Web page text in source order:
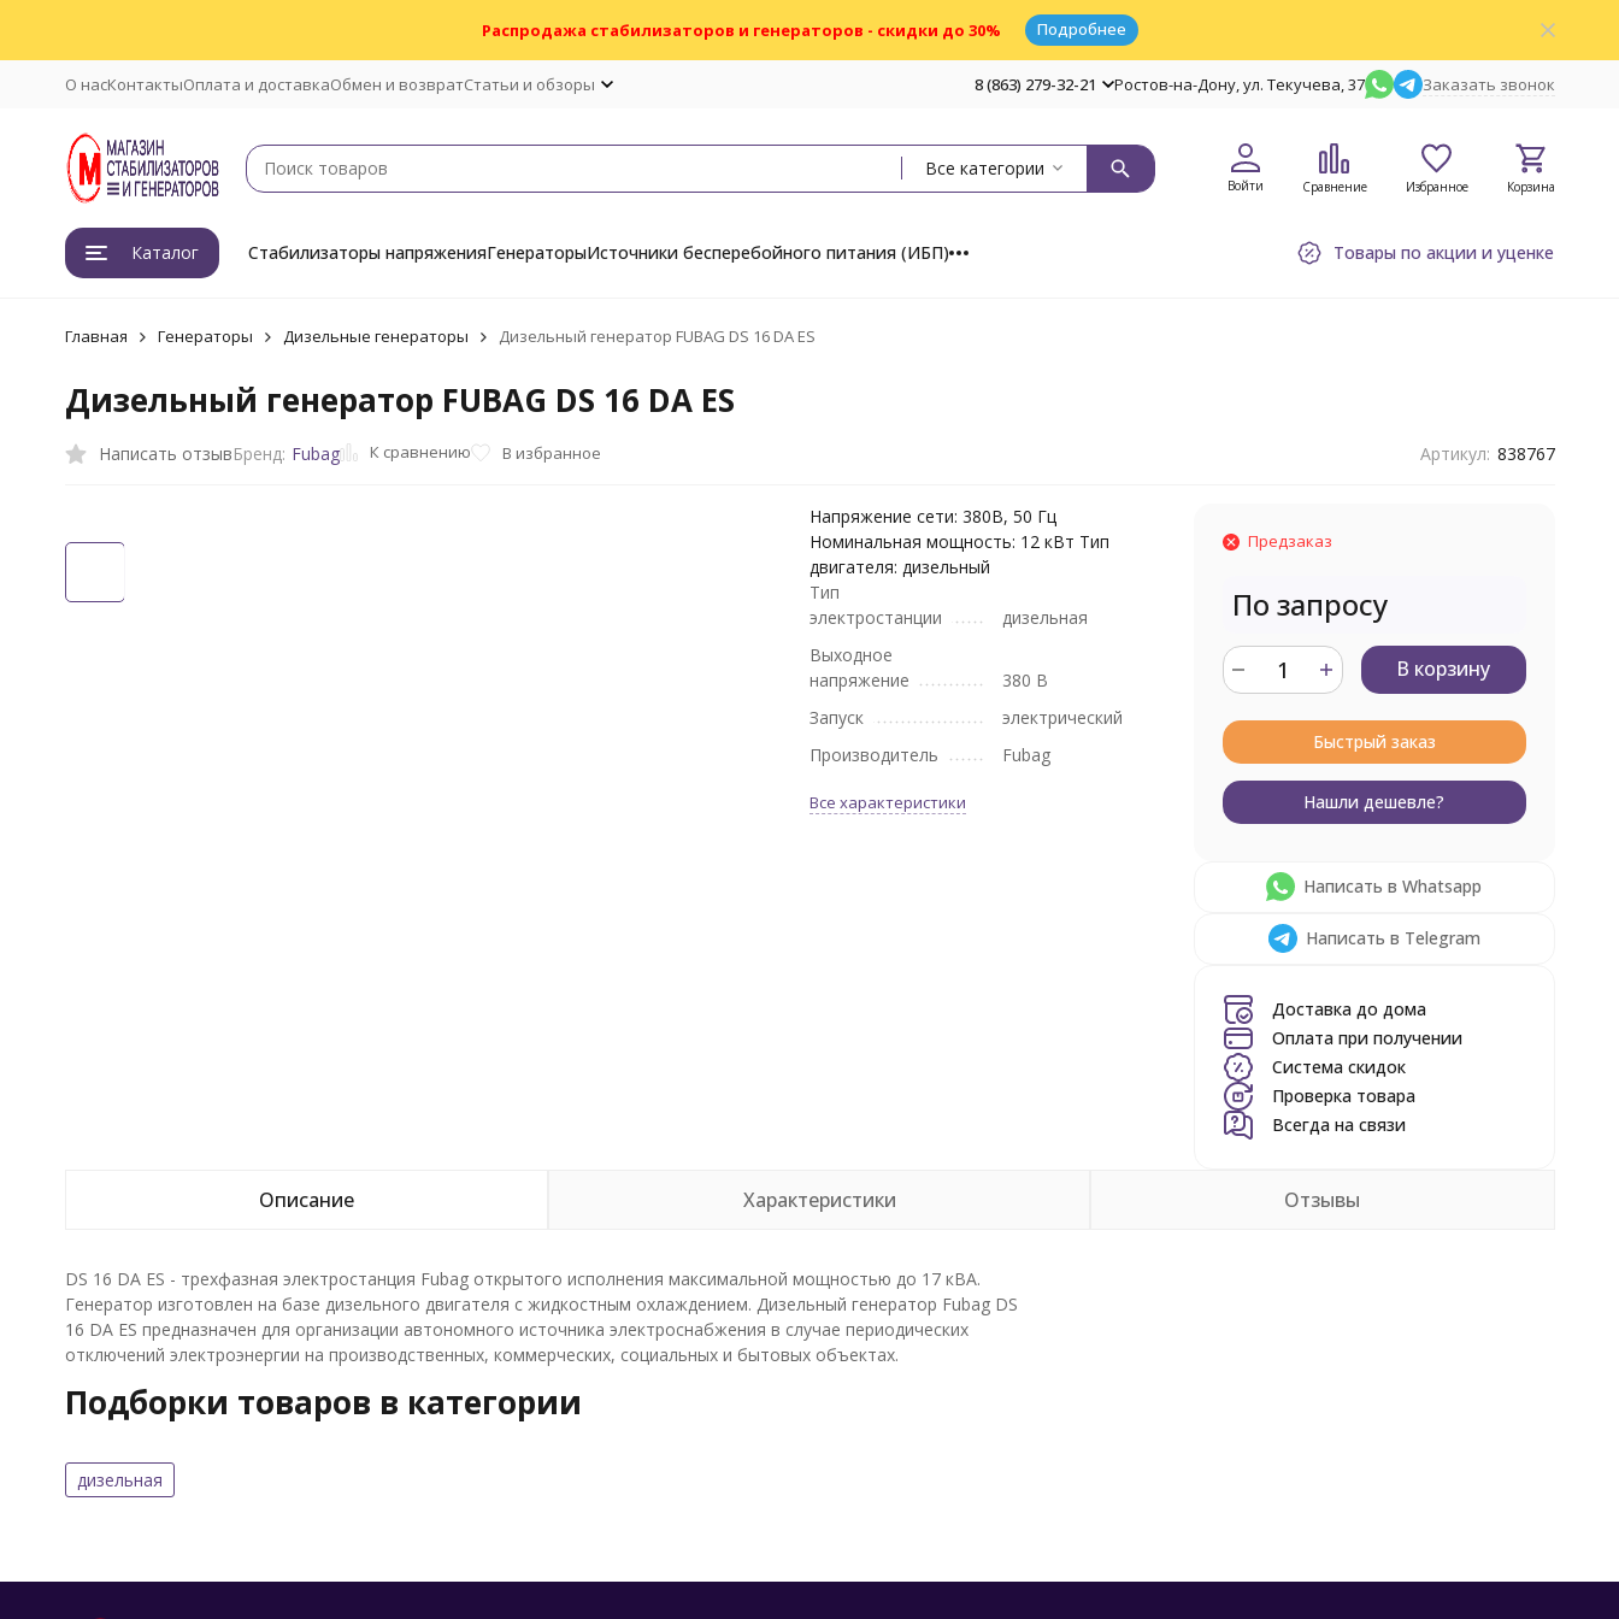
Распродажа стабилизаторов и генераторов - скидки до 30% Подробнее
О насКонтактыОплата и доставкаОбмен и возвратСтатьи и обзоры 8 (863) 279-32-21 Ростов-на-Дону, ул. Текучева, 37 Заказать звонок
Все категории
Войти Сравнение Избранное Корзина
Каталог Стабилизаторы напряженияГенераторыИсточники бесперебойного питания (ИБП) Товары по акции и уценке
Главная Генераторы Дизельные генераторы Дизельный генератор FUBAG DS 16 DA ES
Дизельный генератор FUBAG DS 16 DA ES
Написать отзывБренд: Fubag К сравнению В избранное Артикул: 838767
Напряжение сети: 380В, 50 Гц
Номинальная мощность: 12 кВт Тип
двигателя: дизельный
Тип
электростанции
дизельная
Выходное
напряжение
380 В
Запуск
электрический
Производитель
Fubag
Все характеристики
Предзаказ
По запросу
В корзину
Быстрый заказ
Нашли дешевле?
Написать в Whatsapp
Написать в Telegram
Доставка до дома
Оплата при получении
Система скидок
Проверка товара
Всегда на связи
Описание Характеристики Отзывы
DS 16 DA ES - трехфазная электростанция Fubag открытого исполнения максимальной мощностью до 17 кВА.
Генератор изготовлен на базе дизельного двигателя с жидкостным охлаждением. Дизельный генератор Fubag DS
16 DA ES предназначен для организации автономного источника электроснабжения в случае периодических
отключений электроэнергии на производственных, коммерческих, социальных и бытовых объектах.
Подборки товаров в категории
дизельная